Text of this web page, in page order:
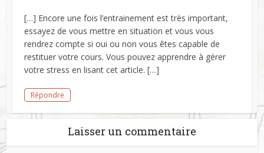
[…] Encore une fois l’entrainement est très important,
essayez de vous mettre en situation et vous vous
rendrez compte si oui ou non vous êtes capable de
restituer votre cours. Vous pouvez apprendre à gérer
votre stress en lisant cet article. […]
Répondre
Laisser un commentaire